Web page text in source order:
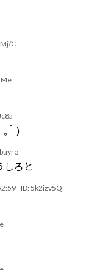
C
｀)
しろと
ID:5k2izv5Q